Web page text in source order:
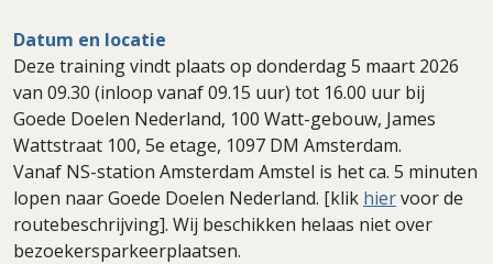
Datum en locatie
Deze training vindt plaats op donderdag 5 maart 2026
van 09.30 (inloop vanaf 09.15 uur) tot 16.00 uur bij
Goede Doelen Nederland, 100 Watt-gebouw, James
Wattstraat 100, 5e etage, 1097 DM Amsterdam.
Vanaf NS-station Amsterdam Amstel is het ca. 5 minuten
lopen naar Goede Doelen Nederland. [klik hiervoor de
routebeschrijving]. Wij beschikken helaas niet over
bezoekersparkeerplaatsen.